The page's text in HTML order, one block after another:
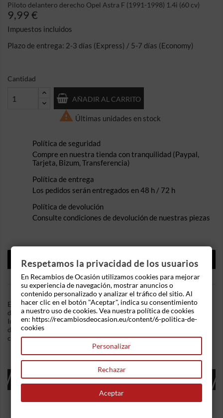
Piloto delantero derecho Opel Astra F (1991-1998) 1.4i (60 cv)
9,99 €
Impuestos incluidos
Plazo de entrega: 2-3 días (Express) / 5-7 días (Economy)
Cantidad
AÑADIR AL CARRITO
 Últimas unidades en stock
Política de seguridad
Compre en nuestra tienda con tranquilidad (Paypal,
Tarjeta, Bizum, Transferencia)
Política de entrega
Los pedidos serán entregados en 48 h / 72 h
Política de devolución
Consulte condiciones de devolución de nuestras piezas
DESCRIPCIÓN
DETALLES DEL PRODUCTO
En Recambios de Ocasion disponemos de Piloto delantero
derecho Opel Astra F (1991-1998) 1.4i (60 cv) .Referencia
Interna: 04281600276076. En color blanco. Ademas,
disponemos de mas recambios, si tiene cualquier duda
consultenos.
16 OTROS PRODUCTOS EN LA MISMA
CATEGORÍA:
Respetamos la privacidad de los usuarios
En Recambios de Ocasión utilizamos cookies para mejorar
su experiencia de navegación, mostrar anuncios o
contenido personalizado y analizar el tráfico del sitio. Al
hacer clic en el botón "Aceptar", indica su consentimiento
a nuestro uso de cookies. Vea nuestra política de cookies
en: https://recambiosdeocasion.eu/content/6-politica-de-
cookies
Personalizar
Rechazar
Aceptar